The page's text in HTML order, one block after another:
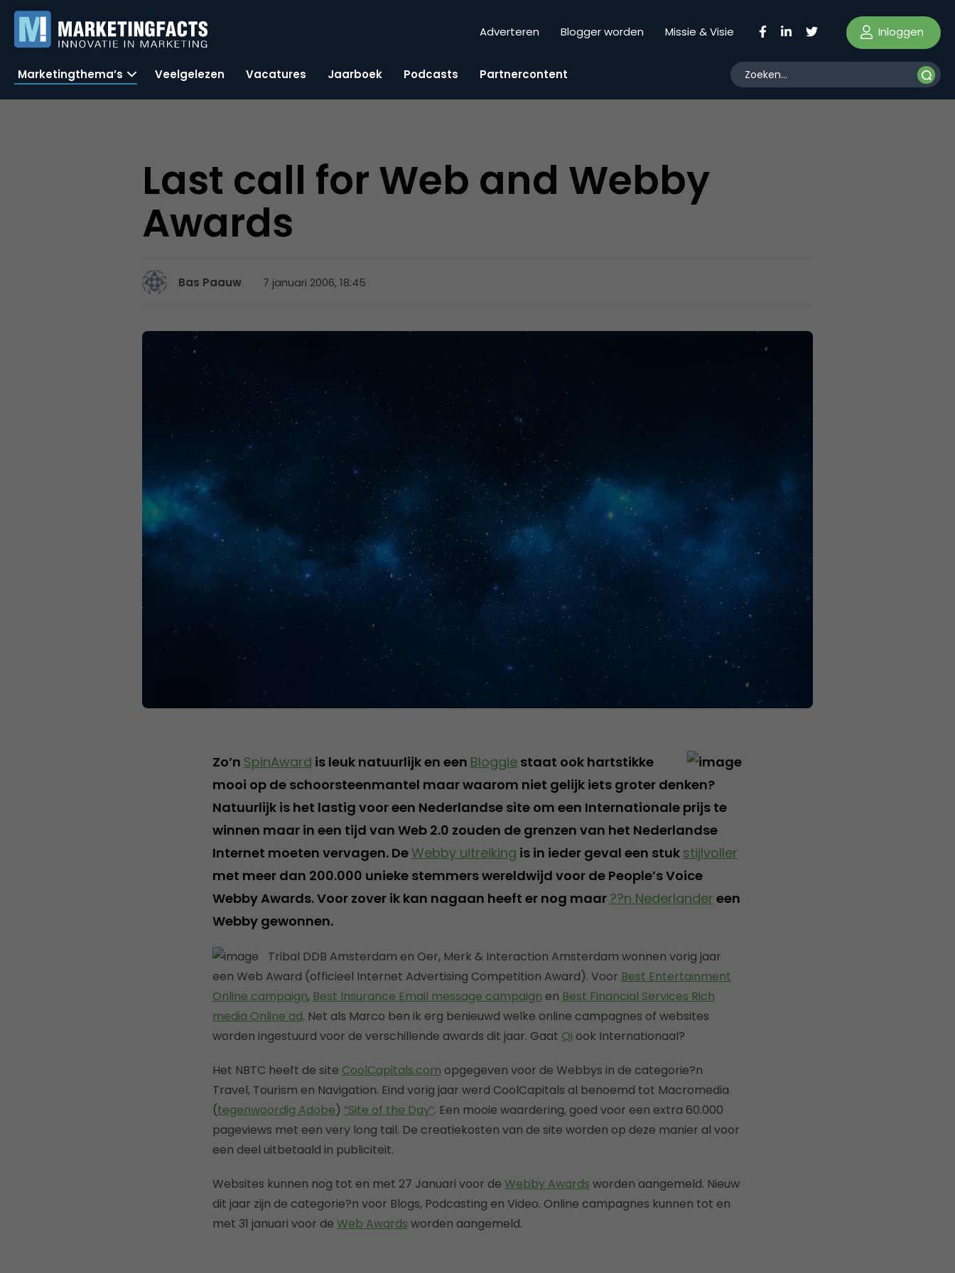
Adverteren Blogger worden Missie & Visie Inloggen
Marketingthema’s Veelgelezen Vacatures Jaarboek Podcasts Partnercontent
Last call for Web and Webby
Awards
Bas Paauw 7 januari 2006, 18:45
Zo’n SpinAward is leuk natuurlijk en een Bloggiestaat ook hartstikke
mooi op de schoorsteenmantel maar waarom niet gelijk iets groter denken?
Natuurlijk is het lastig voor een Nederlandse site om een Internationale prijs te
winnen maar in een tijd van Web 2.0 zouden de grenzen van het Nederlandse
Internet moeten vervagen. DeWebby uitreiking is in ieder geval een stuk stijlvoller
met meer dan 200.000 unieke stemmers wereldwijd voor de People’s Voice
Webby Awards. Voor zover ik kan nagaan heeft er nog maar ??n Nederlander een
Webby gewonnen.
Tribal DDB Amsterdam en Oer, Merk & Interaction Amsterdam wonnen vorig jaar
een Web Award (officieel Internet Advertising Competition Award). Voor Best Entertainment
Online campaign, Best Insurance Email message campaign en Best Financial Services Rich
media Online ad. Net als Marco ben ik erg benieuwd welke online campagnes of websites
worden ingestuurd voor de verschillende awards dit jaar. Gaat Qi ook Internationaal?
Het NBTC heeft de site CoolCapitals.com opgegeven voor de Webbys in de categorie?n
Travel, Tourism en Navigation. Eind vorig jaar werd CoolCapitals al benoemd tot Macromedia
(tegenwoordig Adobe) “Site of the Day”. Een mooie waardering, goed voor een extra 60.000
pageviews met een very long tail. De creatiekosten van de site worden op deze manier al voor
een deel uitbetaald in publiciteit.
Websites kunnen nog tot en met 27 Januari voor de Webby Awards worden aangemeld. Nieuw
dit jaar zijn de categorie?n voor Blogs, Podcasting en Video. Online campagnes kunnen tot en
met 31 januari voor de Web Awards worden aangemeld.